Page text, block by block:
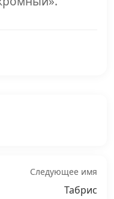
Следующее имя
Табрис